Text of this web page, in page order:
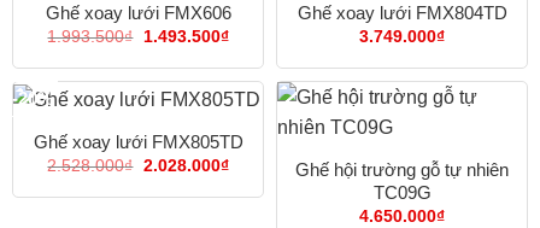
Ghế xoay lưới FMX606
1.993.500₫
Giá
là:
1.993.500₫.
1.493.500₫Giá
tại
là:
1.493.500₫.
Ghế xoay lưới FMX804TD
3.749.000₫
-20%
Ghế xoay lưới FMX805TD
2.528.000₫ Giá
là:
2.028.000₫Giá
tại
Ghế hội trường gỗ tự nhiên
TC09G
4.650.000₫